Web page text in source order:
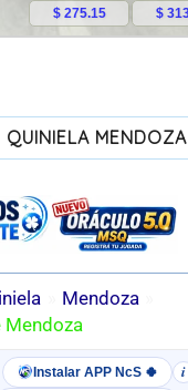
QUINIELA MENDOZA